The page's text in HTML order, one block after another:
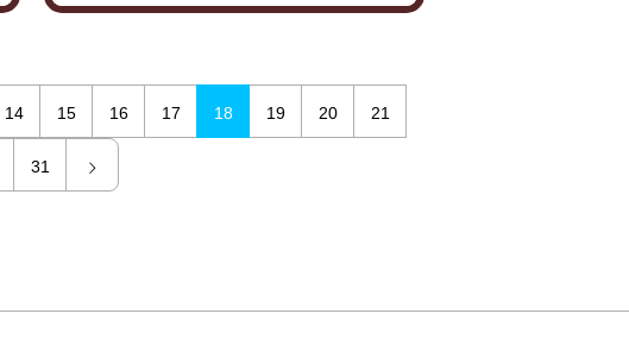
14 15 16 17 18 19 20 21
31